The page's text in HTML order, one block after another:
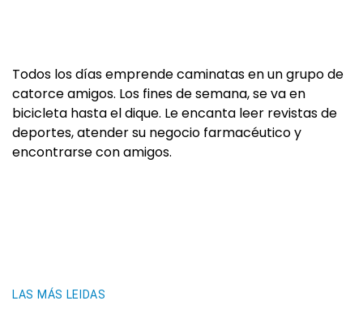
Todos los días emprende caminatas en un grupo de
catorce amigos. Los fines de semana, se va en
bicicleta hasta el dique. Le encanta leer revistas de
deportes, atender su negocio farmacéutico y
encontrarse con amigos.
LAS MÁS LEIDAS